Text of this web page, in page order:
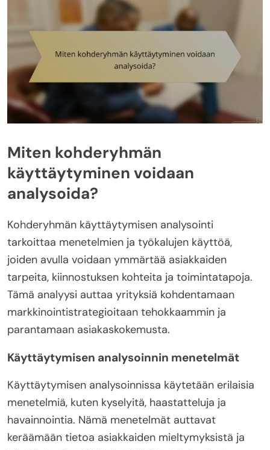
Miten kohderyhmän
käyttäytyminen voidaan
analysoida?
Kohderyhmän käyttäytymisen analysointi
tarkoittaa menetelmien ja työkalujen käyttöä,
joiden avulla voidaan ymmärtää asiakkaiden
tarpeita, kiinnostuksen kohteita ja toimintatapoja.
Tämä analyysi auttaa yrityksiä kohdentamaan
markkinointistrategioitaan tehokkaammin ja
parantamaan asiakaskokemusta.
Käyttäytymisen analysoinnin menetelmät
Käyttäytymisen analysoinnissa käytetään erilaisia
menetelmiä, kuten kyselyitä, haastatteluja ja
havainnointia. Nämä menetelmät auttavat
keräämään tietoa asiakkaiden mieltymyksistä ja